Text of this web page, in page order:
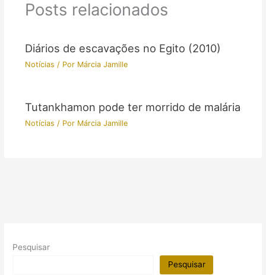
Posts relacionados
Diários de escavações no Egito (2010)
Notícias / Por Márcia Jamille
Tutankhamon pode ter morrido de malária
Notícias / Por Márcia Jamille
Pesquisar
Pesquisar